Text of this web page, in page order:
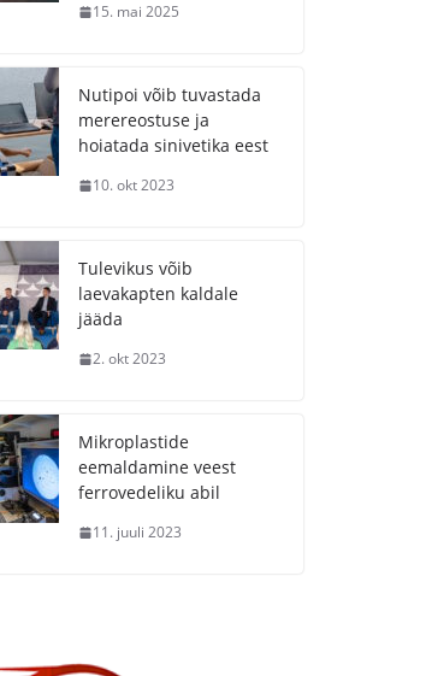
15. mai 2025
Nutipoi võib tuvastada
merereostuse ja
hoiatada sinivetika eest
10. okt 2023
Tulevikus võib
laevakapten kaldale
jääda
2. okt 2023
Mikroplastide
eemaldamine veest
ferrovedeliku abil
11. juuli 2023